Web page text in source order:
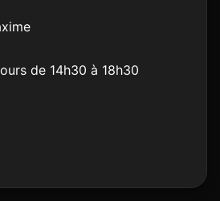
de 14h30 à 18h30